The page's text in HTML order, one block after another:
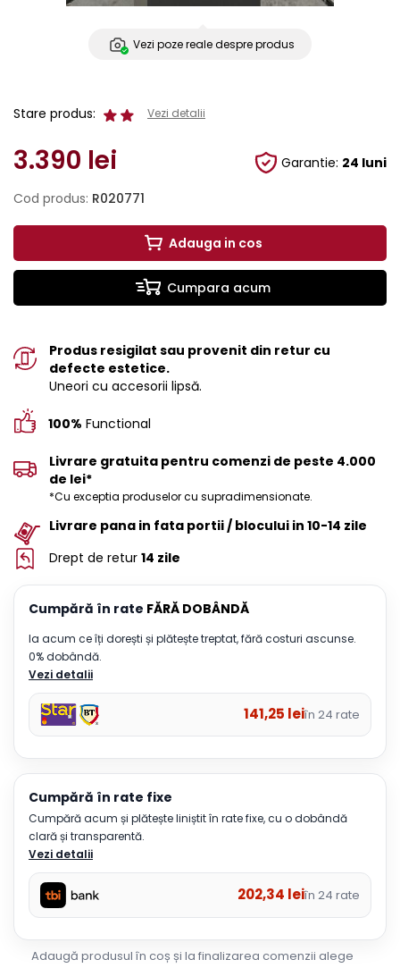
Vezi poze reale despre produs
Stare produs: Vezi detalii
3.390 lei Garantie: 24 luni
Cod produs: R020771
Adauga in cos
Cumpara acum
Produs resigilat sau provenit din retur cu
defecte estetice.
Uneori cu accesorii lipsă.
100% Functional
Livrare gratuita pentru comenzi de peste 4.000
de lei*
*Cu exceptia produselor cu supradimensionate.
Livrare pana in fata portii / blocului in 10-14 zile
Drept de retur 14 zile
Cumpără în rate FĂRĂ DOBÂNDĂ
Ia acum ce îți dorești și plătește treptat, fără costuri ascunse.
0% dobândă.
Vezi detalii
141,25 leiîn 24 rate
Cumpără în rate fixe
Cumpără acum și plătește liniștit în rate fixe, cu o dobândă
clară și transparentă.
Vezi detalii
202,34 leiîn 24 rate
Adaugă produsul în coș și la finalizarea comenzii alege